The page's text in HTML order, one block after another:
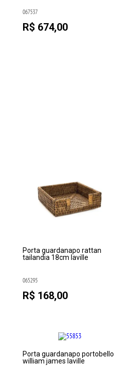
067537
R$ 674,00
Porta guardanapo rattan
tailandia 18cm laville
065295
R$ 168,00
Porta guardanapo portobello
william james laville